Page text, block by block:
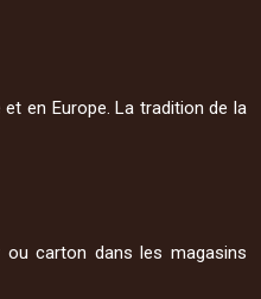
en Europe. La tradition de la
carton dans les magasins